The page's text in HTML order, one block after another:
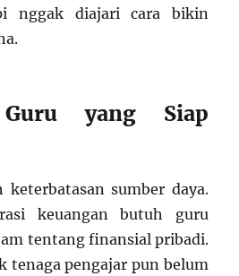
nggak diajari cara bikin
yang Siap
sumber daya.
keuangan butuh guru
tentang finansial pribadi.
tenaga pengajar pun belum